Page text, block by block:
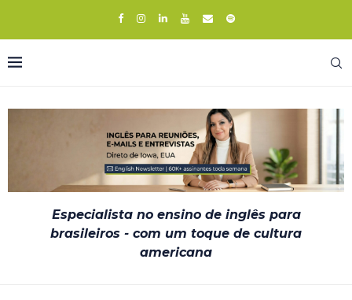
Especialista no ensino de inglês para
brasileiros - com um toque de cultura
americana